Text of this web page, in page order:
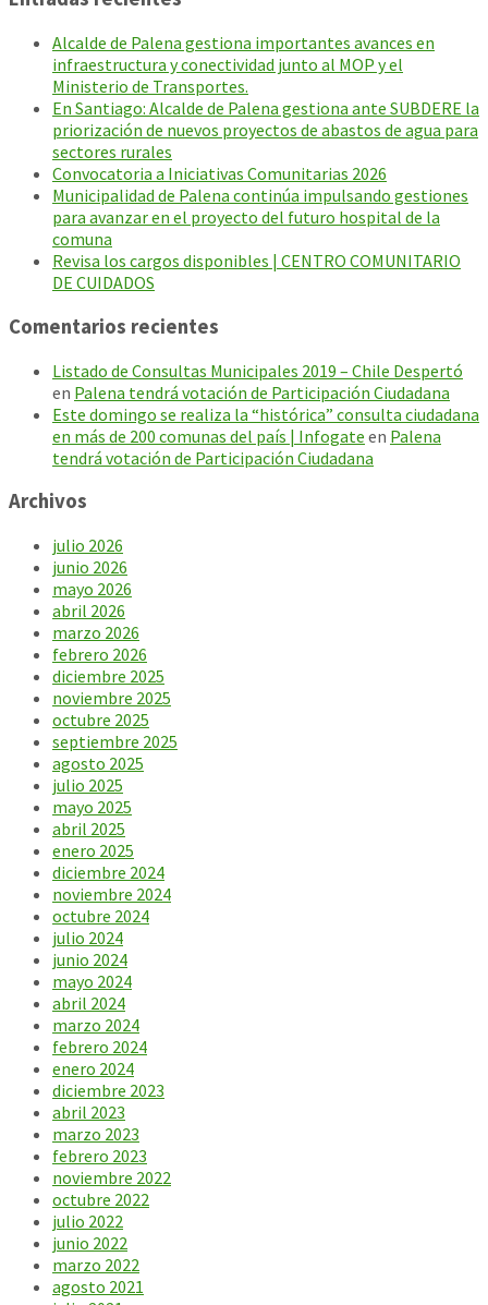
Alcalde de Palena gestiona importantes avances en
infraestructura y conectividad junto al MOP y el
Ministerio de Transportes.
En Santiago: Alcalde de Palena gestiona ante SUBDERE la
priorización de nuevos proyectos de abastos de agua para
sectores rurales
Convocatoria a Iniciativas Comunitarias 2026
Municipalidad de Palena continúa impulsando gestiones
para avanzar en el proyecto del futuro hospital de la
comuna
Revisa los cargos disponibles | CENTRO COMUNITARIO
DE CUIDADOS
Comentarios recientes
Listado de Consultas Municipales 2019 – Chile Despertó
en Palena tendrá votación de Participación Ciudadana
Este domingo se realiza la “histórica” consulta ciudadana
en más de 200 comunas del país | Infogate en Palena
tendrá votación de Participación Ciudadana
Archivos
julio 2026
junio 2026
mayo 2026
abril 2026
marzo 2026
febrero 2026
diciembre 2025
noviembre 2025
octubre 2025
septiembre 2025
agosto 2025
julio 2025
mayo 2025
abril 2025
enero 2025
diciembre 2024
noviembre 2024
octubre 2024
julio 2024
junio 2024
mayo 2024
abril 2024
marzo 2024
febrero 2024
enero 2024
diciembre 2023
abril 2023
marzo 2023
febrero 2023
noviembre 2022
octubre 2022
julio 2022
junio 2022
marzo 2022
agosto 2021